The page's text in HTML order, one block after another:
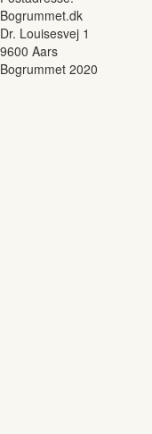
Bogrummet.dk
Dr. Louisesvej 1
9600 Aars
Bogrummet 2020